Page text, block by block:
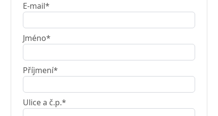
E-mail*
Jméno*
Příjmení*
Ulice a č.p.*